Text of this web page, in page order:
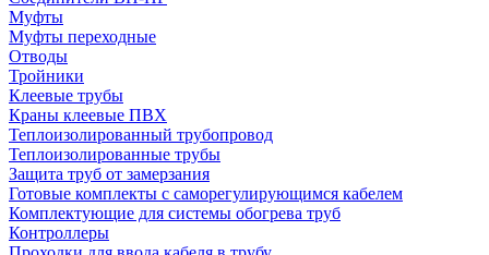
Муфты
Муфты переходные
Отводы
Тройники
Клеевые трубы
Краны клеевые ПВХ
Теплоизолированный трубопровод
Теплоизолированные трубы
Защита труб от замерзания
Готовые комплекты с саморегулирующимся кабелем
Комплектующие для системы обогрева труб
Контроллеры